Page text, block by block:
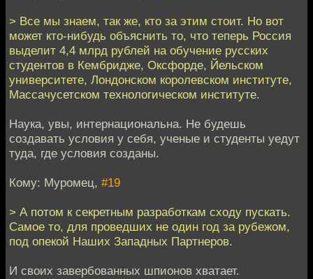
> Все мы знаем, так же, кто за этим стоит. Но вот
может кто-нибудь объяснить то, что теперь Россия
выделит 4,4 млрд рублей на обучение русских
студентов в Кембридже, Оксфорде, Йельском
университете, Лондонском королевском институте,
Массачусетском технологическом институте.
Наука, увы, интернациональна. Не будешь
создавать условия у себя, ученые и студенты уедут
туда, где условия созданы.
Кому: Муромец, #19
> А потом к секретным разработкам сходу пускать.
Самое то, для проведших не один год за рубежом,
под опекой Наших Западных Партнеров.
И своих завербованных шпионов хватает.